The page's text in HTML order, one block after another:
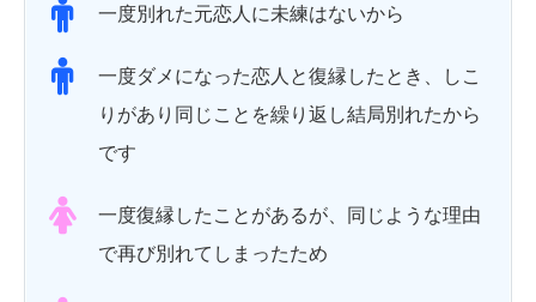
一度別れた元恋人に未練はないから
一度ダメになった恋人と復縁したとき、しこ
りがあり同じことを繰り返し結局別れたから
です
一度復縁したことがあるが、同じような理由
で再び別れてしまったため